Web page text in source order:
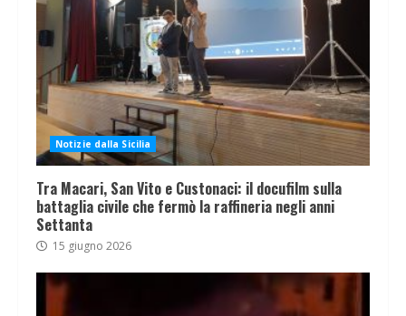
Notizie dalla Sicilia
Tra Macari, San Vito e Custonaci: il docufilm sulla
battaglia civile che fermò la raffineria negli anni
Settanta
15 giugno 2026